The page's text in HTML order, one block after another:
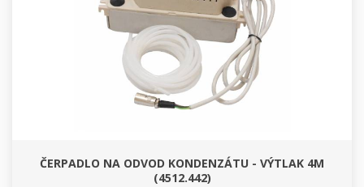
ČERPADLO NA ODVOD KONDENZÁTU - VÝTLAK 4M
(4512.442)